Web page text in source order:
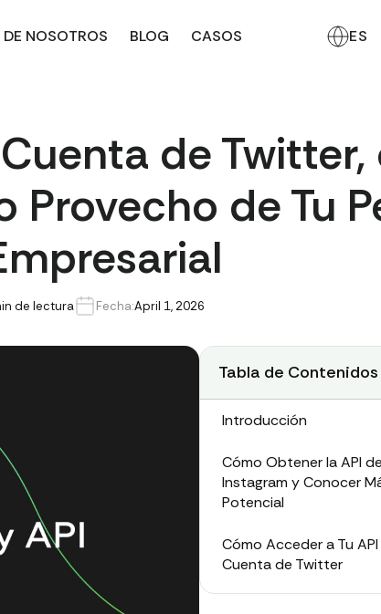
NOSOTROS BLOG CASOS ES
de Twitter,
Provecho de Tu
de lectura Fecha:April 1, 2026
Tabla de Contenidos
Introducción
Cómo Obtener la API
Instagram y Conocer
Potencial
Cómo Acceder a Tu
Cuenta de Twitter